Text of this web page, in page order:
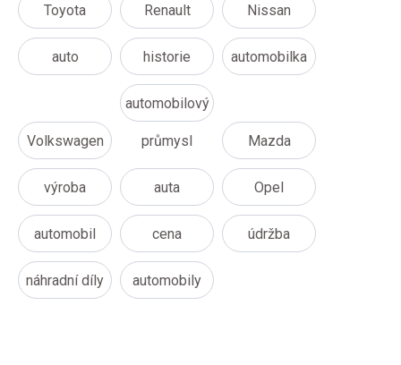
Toyota Renault Nissan
auto historie automobilka
Volkswagen
automobilový
průmysl Mazda
výroba auta Opel
automobil cena údržba
náhradní díly automobily